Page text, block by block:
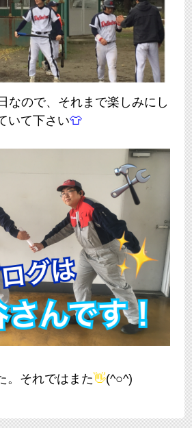
なので、それまで楽しみにし
いて下さい👕
。それではまた👋(^○^)